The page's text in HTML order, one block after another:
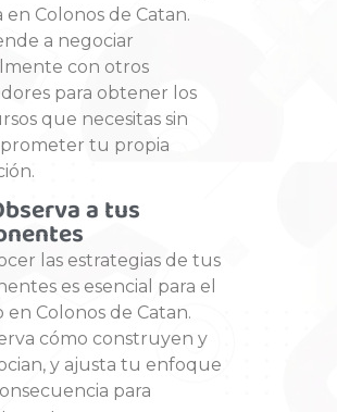
en Colonos de Catan.
a negociar
con otros
para obtener los
que necesitas sin
tu propia
a tus
las estrategias de tus
es esencial para el
en Colonos de Catan.
cómo construyen y
y ajusta tu enfoque
para